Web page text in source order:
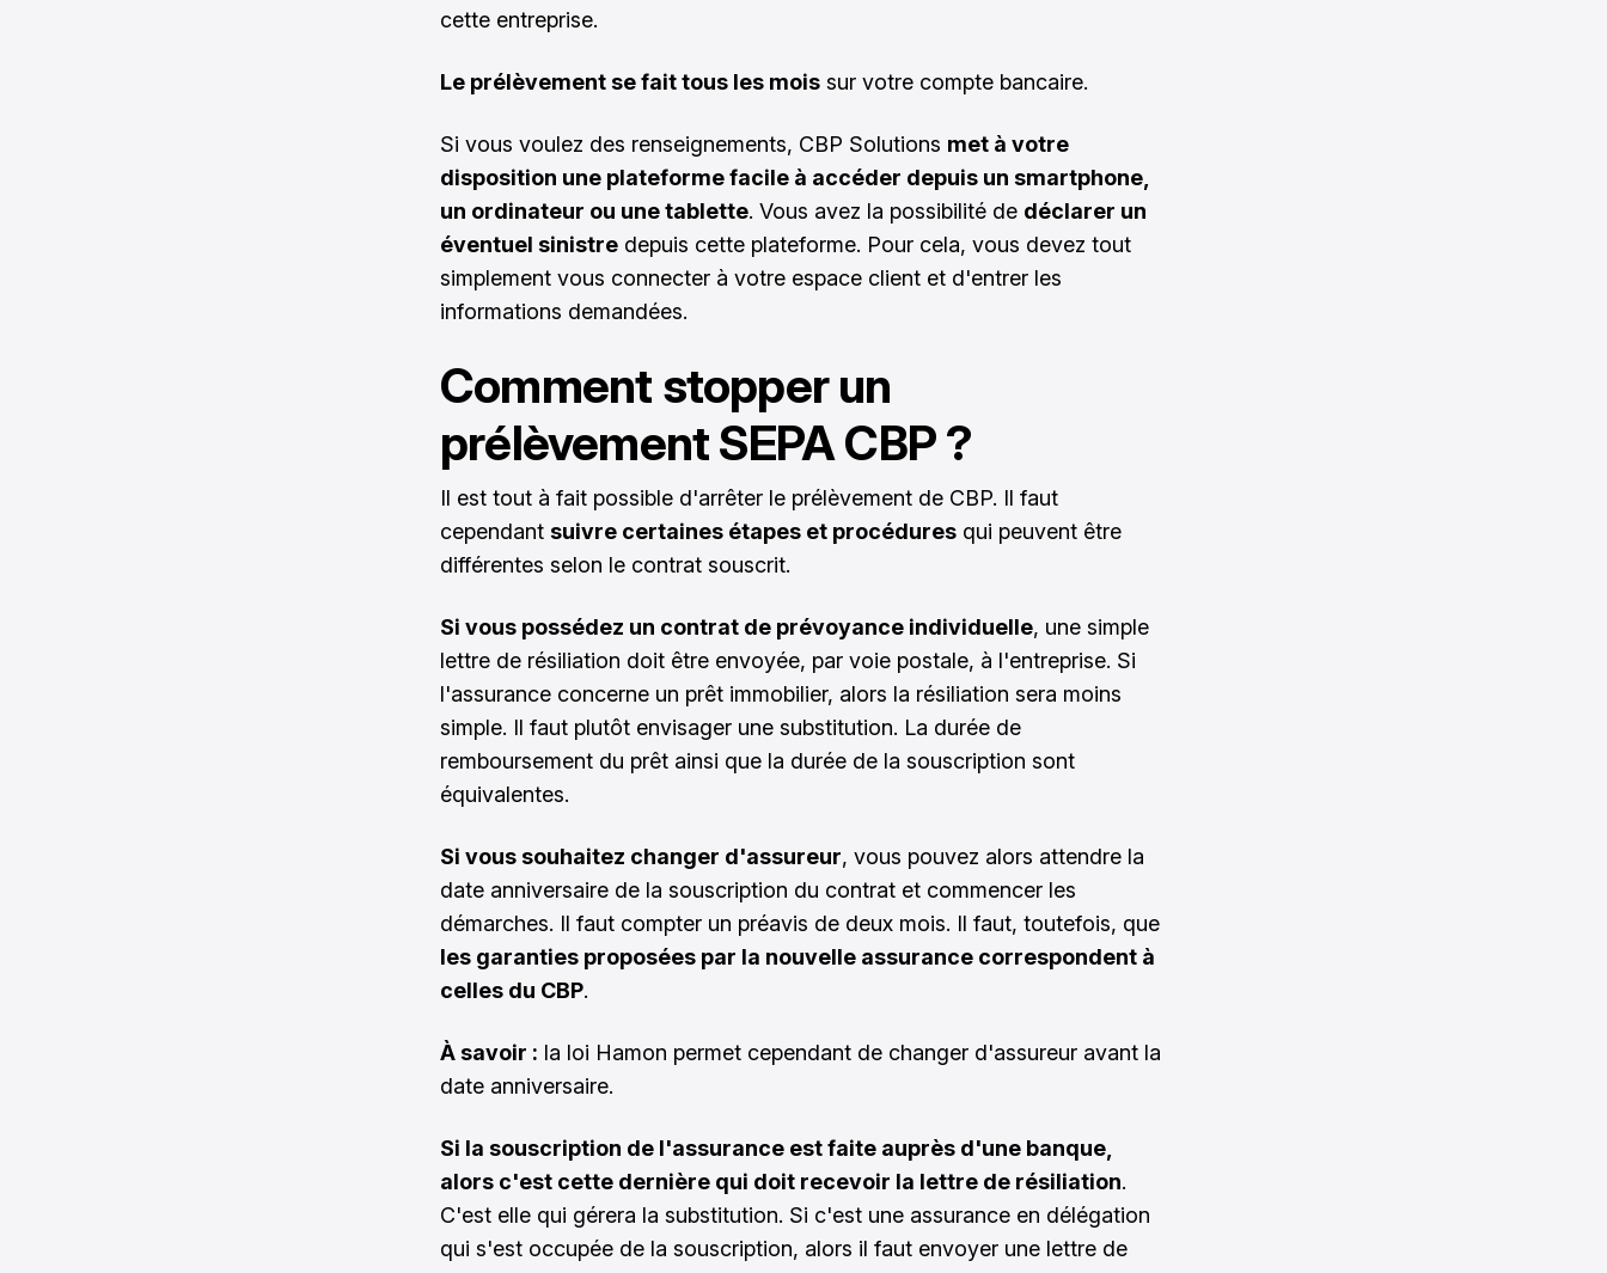
cette entreprise.
Le prélèvement se fait tous les mois sur votre compte bancaire.
Si vous voulez des renseignements, CBP Solutions met à votre
disposition une plateforme facile à accéder depuis un smartphone,
un ordinateur ou une tablette. Vous avez la possibilité de déclarer un
éventuel sinistre depuis cette plateforme. Pour cela, vous devez tout
simplement vous connecter à votre espace client et d'entrer les
informations demandées.
Comment stopper un
prélèvement SEPA CBP ?
Il est tout à fait possible d'arrêter le prélèvement de CBP. Il faut
cependant suivre certaines étapes et procédures qui peuvent être
différentes selon le contrat souscrit.
Si vous possédez un contrat de prévoyance individuelle, une simple
lettre de résiliation doit être envoyée, par voie postale, à l'entreprise. Si
l'assurance concerne un prêt immobilier, alors la résiliation sera moins
simple. Il faut plutôt envisager une substitution. La durée de
remboursement du prêt ainsi que la durée de la souscription sont
équivalentes.
Si vous souhaitez changer d'assureur, vous pouvez alors attendre la
date anniversaire de la souscription du contrat et commencer les
démarches. Il faut compter un préavis de deux mois. Il faut, toutefois, que
les garanties proposées par la nouvelle assurance correspondent à
celles du CBP.
À savoir : la loi Hamon permet cependant de changer d'assureur avant la
date anniversaire.
Si la souscription de l'assurance est faite auprès d'une banque,
alors c'est cette dernière qui doit recevoir la lettre de résiliation.
C'est elle qui gérera la substitution. Si c'est une assurance en délégation
qui s'est occupée de la souscription, alors il faut envoyer une lettre de